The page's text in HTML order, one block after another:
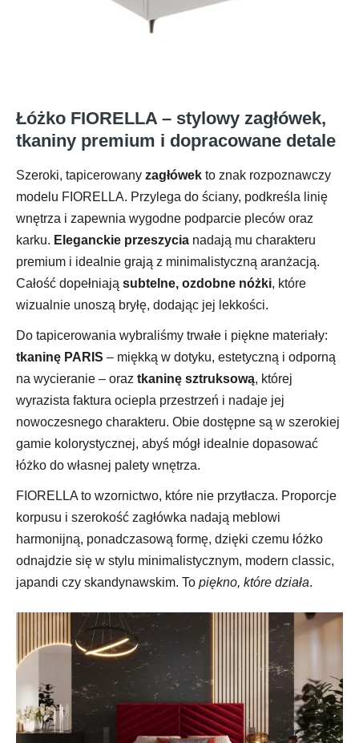
Łóżko FIORELLA – stylowy zagłówek,
tkaniny premium i dopracowane detale
Szeroki, tapicerowany zagłówek to znak rozpoznawczy
modelu FIORELLA. Przylega do ściany, podkreśla linię
wnętrza i zapewnia wygodne podparcie pleców oraz
karku. Eleganckie przeszycia nadają mu charakteru
premium i idealnie grają z minimalistyczną aranżacją.
Całość dopełniają subtelne, ozdobne nóżki, które
wizualnie unoszą bryłę, dodając jej lekkości.
Do tapicerowania wybraliśmy trwałe i piękne materiały:
tkaninę PARIS – miękką w dotyku, estetyczną i odporną
na wycieranie – oraz tkaninę sztruksową, której
wyrazista faktura ociepla przestrzeń i nadaje jej
nowoczesnego charakteru. Obie dostępne są w szerokiej
gamie kolorystycznej, abyś mógł idealnie dopasować
łóżko do własnej palety wnętrza.
FIORELLA to wzornictwo, które nie przytłacza. Proporcje
korpusu i szerokość zagłówka nadają meblowi
harmonijną, ponadczasową formę, dzięki czemu łóżko
odnajdzie się w stylu minimalistycznym, modern classic,
japandi czy skandynawskim. To piękno, które działa.